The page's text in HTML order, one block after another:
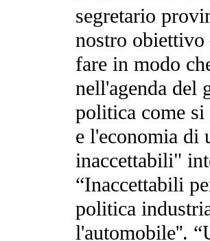
segretario
nostro
fare in modo
nell'agenda del
politica come
e l'economia di
inaccettabili"
“Inaccettabili
politica
l'automobile''.